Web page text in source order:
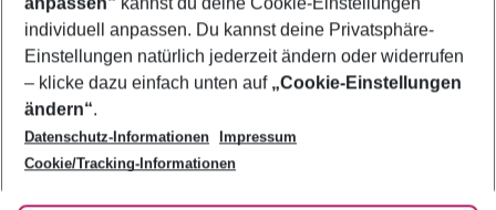
Footer
Footer navigation
Über uns
AGB
Bestpreisgarantie
Cookie-Einstellungen ändern
Cookie-Richtlinie
Agenturbetreuung
Barrierefreies Reisen
Folge uns
individuell anpassen. Du kannst deine Privatsphäre-
Einstellungen natürlich jederzeit ändern oder widerrufen
– klicke dazu einfach unten auf „Cookie-Einstellungen
ändern“.
Datenschutz-Informationen
Impressum
Cookie/Tracking-Informationen